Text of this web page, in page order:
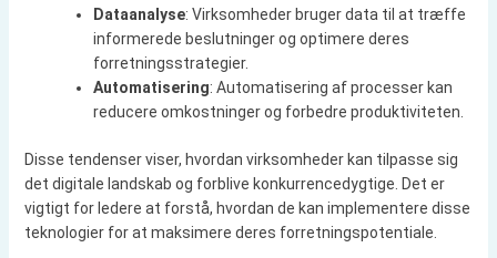
Dataanalyse: Virksomheder bruger data til at træffe
informerede beslutninger og optimere deres
forretningsstrategier.
Automatisering: Automatisering af processer kan
reducere omkostninger og forbedre produktiviteten.
Disse tendenser viser, hvordan virksomheder kan tilpasse sig
det digitale landskab og forblive konkurrencedygtige. Det er
vigtigt for ledere at forstå, hvordan de kan implementere disse
teknologier for at maksimere deres forretningspotentiale.